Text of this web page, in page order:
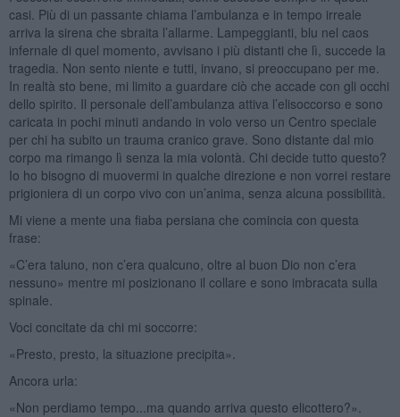
casi. Più di un passante chiama l’ambulanza e in tempo irreale
arriva la sirena che sbraita l’allarme. Lampeggianti, blu nel caos
infernale di quel momento, avvisano i più distanti che lì, succede la
tragedia. Non sento niente e tutti, invano, si preoccupano per me.
In realtà sto bene, mi limito a guardare ciò che accade con gli occhi
dello spirito. Il personale dell’ambulanza attiva l’elisoccorso e sono
caricata in pochi minuti andando in volo verso un Centro speciale
per chi ha subito un trauma cranico grave. Sono distante dal mio
corpo ma rimango lì senza la mia volontà. Chi decide tutto questo?
Io ho bisogno di muovermi in qualche direzione e non vorrei restare
prigioniera di un corpo vivo con un’anima, senza alcuna possibilità.
Mi viene a mente una fiaba persiana che comincia con questa
frase:
«C’era taluno, non c’era qualcuno, oltre al buon Dio non c’era
nessuno» mentre mi posizionano il collare e sono imbracata sulla
spinale.
Voci concitate da chi mi soccorre:
«Presto, presto, la situazione precipita».
Ancora urla:
«Non perdiamo tempo...ma quando arriva questo elicottero?».